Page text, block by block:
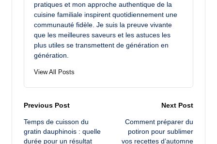
pratiques et mon approche authentique de la
cuisine familiale inspirent quotidiennement une
communauté fidèle. Je suis la preuve vivante
que les meilleures saveurs et les astuces les
plus utiles se transmettent de génération en
génération.
View All Posts
Post
navigation
Previous Post
Temps de cuisson du
gratin dauphinois : quelle
durée pour un résultat
Next Post
Comment préparer du
potiron pour sublimer
vos recettes d’automne